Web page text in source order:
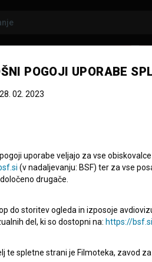
POGOJI UPORABE
02. 2023
uporabe veljajo za vse
(v nadaljevanju: BSF) ter za vse
drugače.
do storitev ogleda in izposoje
del, ki so dostopni na: https://
te spletne strani je Filmoteka, zavod